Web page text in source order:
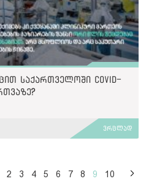
საქართველოში COVID-
ვრცლად
2 3 4 5 6 7 8 9 10